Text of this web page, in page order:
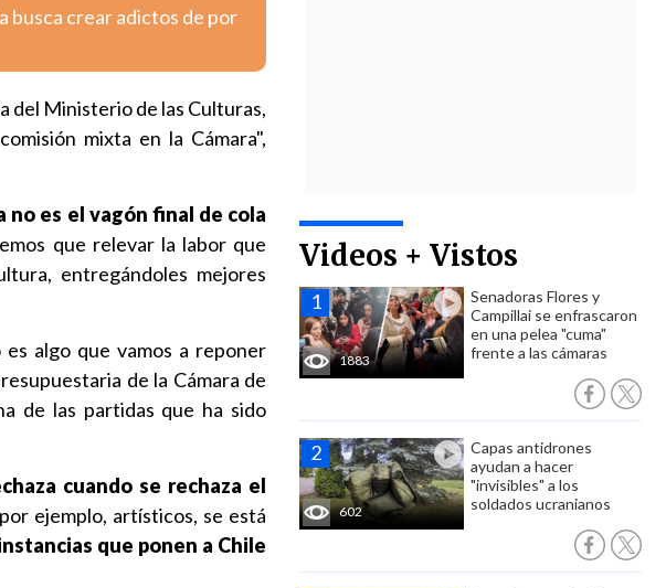
Videos + Vistos
1883
Senadoras Flores y
Campillai se enfrascaron
en una pelea "cuma"
frente a las cámaras
602
Capas antidrones
ayudan a hacer
"invisibles" a los
soldados ucranianos
busca crear adictos de por
del Ministerio de las Culturas,
mixta en la Cámara",
no es el vagón final de cola
que relevar la labor que
entregándoles mejores
algo que vamos a reponer
de la Cámara de
de las partidas que ha sido
cuando se rechaza el
ejemplo, artísticos, se está
que ponen a Chile